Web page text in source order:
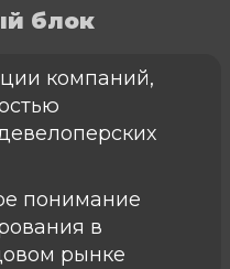
блок
компаний,
понимание
в
рынке